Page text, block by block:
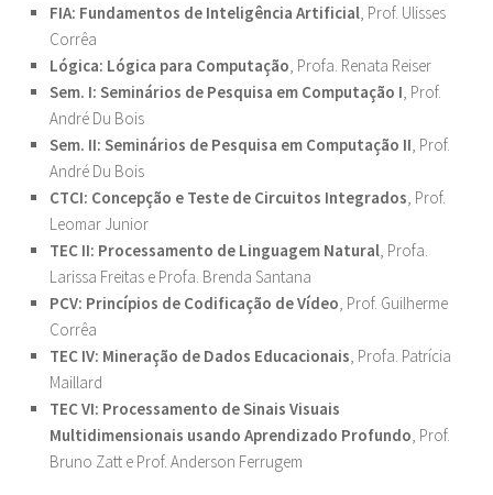
FIA: Fundamentos de Inteligência Artificial , Prof. Ulisses
Corrêa
Lógica: Lógica para Computação , Profa. Renata Reiser
Sem. I: Seminários de Pesquisa em Computação I , Prof.
André Du Bois
Sem. II: Seminários de Pesquisa em Computação II , Prof.
André Du Bois
CTCI: Concepção e Teste de Circuitos Integrados , Prof.
Leomar Junior
TEC II: Processamento de Linguagem Natural , Profa.
Larissa Freitas e Profa. Brenda Santana
PCV: Princípios de Codificação de Vídeo , Prof. Guilherme
Corrêa
TEC IV: Mineração de Dados Educacionais , Profa. Patrícia
Maillard
TEC VI: Processamento de Sinais Visuais
Multidimensionais usando Aprendizado Profundo , Prof.
Bruno Zatt e Prof. Anderson Ferrugem